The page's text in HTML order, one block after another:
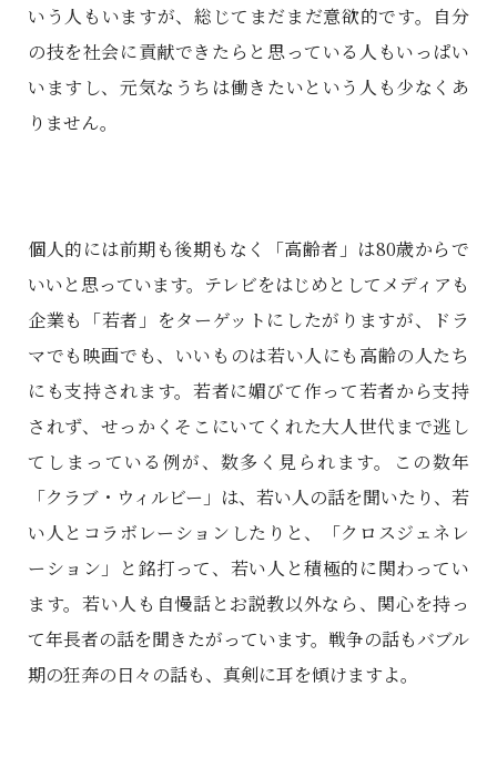
いう人もいますが、総じてまだまだ意欲的です。自分
の技を社会に貢献できたらと思っている人もいっぱい
いますし、元気なうちは働きたいという人も少なくあ
りません。
個人的には前期も後期もなく「高齢者」は80歳からで
いいと思っています。テレビをはじめとしてメディアも
企業も「若者」をターゲットにしたがりますが、ドラ
マでも映画でも、いいものは若い人にも高齢の人たち
にも支持されます。若者に媚びて作って若者から支持
されず、せっかくそこにいてくれた大人世代まで逃し
てしまっている例が、数多く見られます。この数年
「クラブ・ウィルビー」は、若い人の話を聞いたり、若
い人とコラボレーションしたりと、「クロスジェネレ
ーション」と銘打って、若い人と積極的に関わってい
ます。若い人も自慢話とお説教以外なら、関心を持っ
て年長者の話を聞きたがっています。戦争の話もバブル
期の狂奔の日々の話も、真剣に耳を傾けますよ。